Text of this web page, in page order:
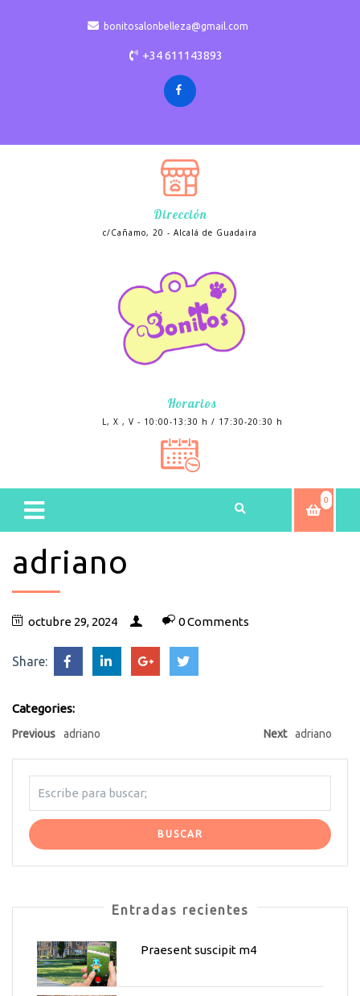
bonitosalonbelleza@gmail.com
+34 611143893
Dirección
c/Cañamo, 20 - Alcalá de Guadaira
Horarios
L, X , V - 10:00-13:30 h / 17:30-20:30 h
0
adriano
octubre 29, 2024 0 Comments
Share:
Categories:
Previous adriano Next adriano
Entradas recientes
Praesent suscipit m4